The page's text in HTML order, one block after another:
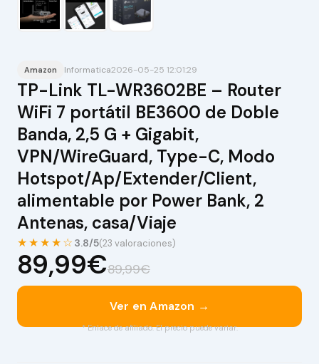
Amazon Informatica2026-05-25 12:01:29
TP-Link TL-WR3602BE – Router
WiFi 7 portátil BE3600 de Doble
Banda, 2,5 G + Gigabit,
VPN/WireGuard, Type-C, Modo
Hotspot/Ap/Extender/Client,
alimentable por Power Bank, 2
Antenas, casa/Viaje
★★★★☆ 3.8/5(23 valoraciones)
89,99€89,99€
Ver en Amazon →
* Enlace de afiliado. El precio puede variar.